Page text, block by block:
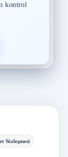
kontrol
Sözleşmesi